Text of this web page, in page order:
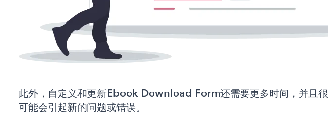
此外，自定义和更新Ebook Download Form还需要更多时间，并且很
可能会引起新的问题或错误。